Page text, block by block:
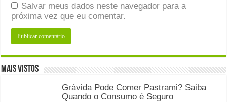
Salvar meus dados neste navegador para a
próxima vez que eu comentar.
Mais Vistos
Grávida Pode Comer Pastrami? Saiba
Quando o Consumo é Seguro